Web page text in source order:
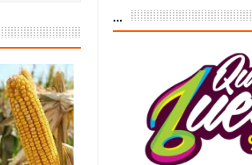
Alertas Tempranas con
lavado en la vía pública y
...